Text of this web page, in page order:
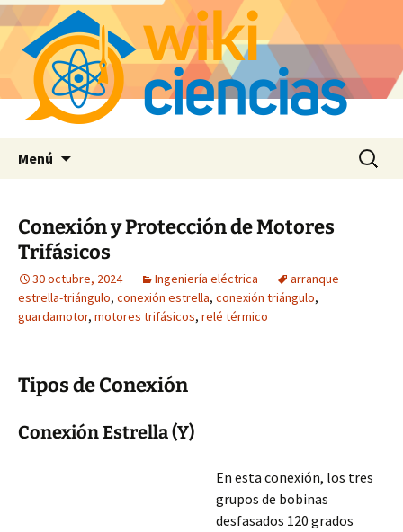
Menú Buscar:
Conexión y Protección de Motores
Trifásicos
30 octubre, 2024 Ingeniería eléctrica
arranque
estrella-triángulo, conexión estrella, conexión triángulo,
guardamotor, motores trifásicos, relé térmico
Tipos de Conexión
Conexión Estrella (Y)
En esta conexión, los tres
grupos de bobinas
desfasados 120 grados